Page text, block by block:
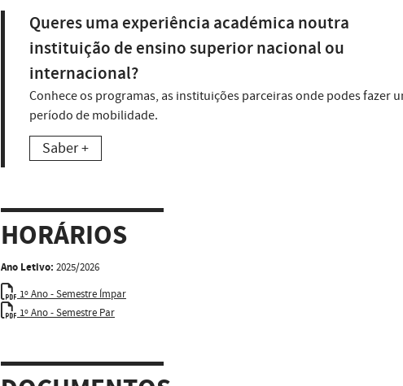
Queres uma experiência académica noutra
instituição de ensino superior nacional ou
internacional?
Conhece os programas, as instituições parceiras onde podes fazer
período de mobilidade.
Saber +
HORÁRIOS
Ano Letivo: 2025/2026
1º Ano - Semestre Ímpar
1º Ano - Semestre Par